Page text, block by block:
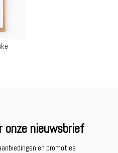
onze nieuwsbrief
en promoties